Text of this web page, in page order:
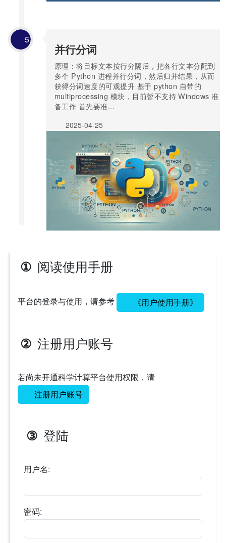
5
并行分词
原理：将目标文本按行分隔后，把各行文本分配到
多个 Python 进程并行分词，然后归并结果，从而
获得分词速度的可观提升 基于 python 自带的
multiprocessing 模块，目前暂不支持 Windows 准
备工作 首先要准...
2025-04-25
① 阅读使用手册
平台的登录与使用，请参考 《用户使用手册》
② 注册用户账号
若尚未开通科学计算平台使用权限，请
注册用户账号
③ 登陆
用户名:
密码: